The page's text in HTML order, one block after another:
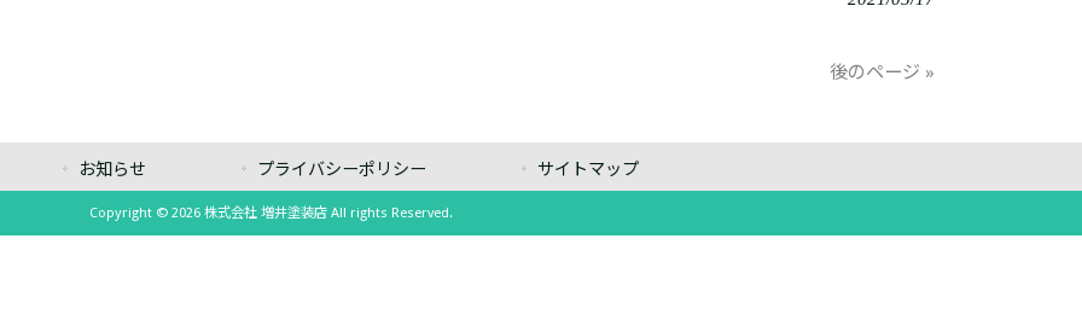
後のページ »
お知らせ プライバシーポリシー サイトマップ
Copyright © 2026 株式会社 増井塗装店 All rights Reserved.